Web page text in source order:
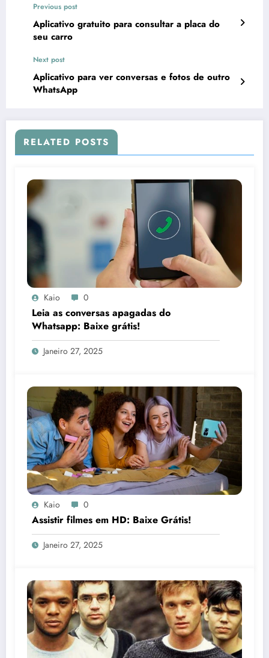
Previous post
Aplicativo gratuito para consultar a placa do
seu carro
Next post
Aplicativo para ver conversas e fotos de outro
WhatsApp
RELATED POSTS
Kaio 0
Leia as conversas apagadas do
Whatsapp: Baixe grátis!
Janeiro 27, 2025
Kaio 0
Assistir filmes em HD: Baixe Grátis!
Janeiro 27, 2025